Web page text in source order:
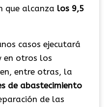
que alcanza los 9,5
casos ejecutará
en otros los
entre otras, la
de abastecimiento
de las